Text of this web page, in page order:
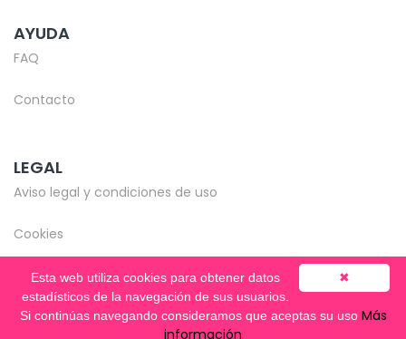
AYUDA
FAQ
Contacto
LEGAL
Aviso legal y condiciones de uso
Cookies
© Copyright 2020-2026 -Mentooring
✖
Esta web utiliza cookies para obtener datos
estadísticos de la navegación de sus usuarios.
Si continúas navegando consideramos que aceptas su uso Más
información